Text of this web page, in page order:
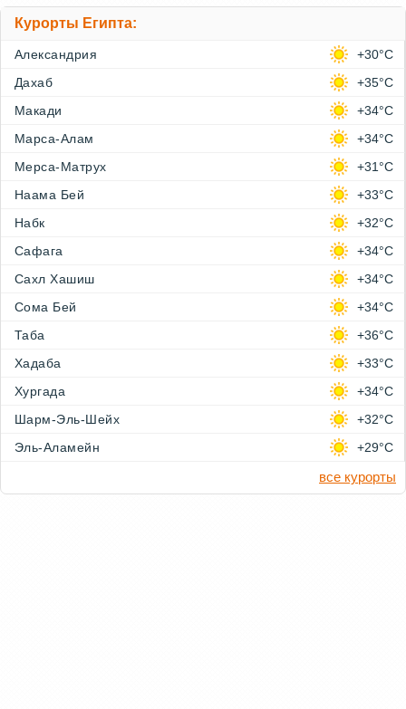
Курорты Египта:
Александрия
+30°C
Дахаб
+35°C
Макади
+34°C
Марса-Алам
+34°C
Мерса-Матрух
+31°C
Наама Бей
+33°C
Набк
+32°C
Сафага
+34°C
Сахл Хашиш
+34°C
Сома Бей
+34°C
Таба
+36°C
Хадаба
+33°C
Хургада
+34°C
Шарм-Эль-Шейх
+32°C
Эль-Аламейн
+29°C
все курорты